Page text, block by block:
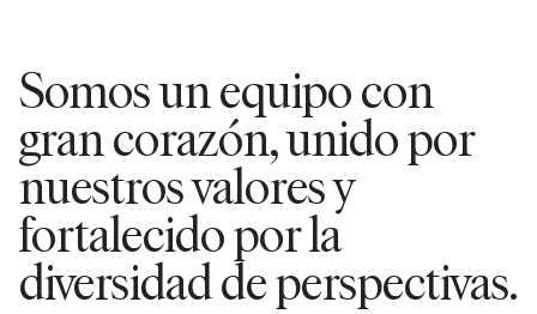
Somos un equipo con
gran corazón, unido por
nuestros valores y
fortalecido por la
diversidad de perspectivas.